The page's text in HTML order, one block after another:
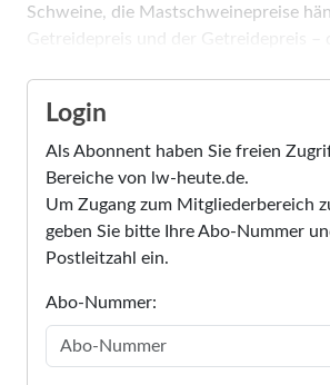
Schweine, die Mastschweinepreise
Getreidepreis und der Getreidepreis –
Login
Als Abonnent haben Sie freien
Bereiche von lw-heute.de.
Um Zugang zum Mitgliederbereich
geben Sie bitte Ihre Abo-Nummer
Postleitzahl ein.
Abo-Nummer: